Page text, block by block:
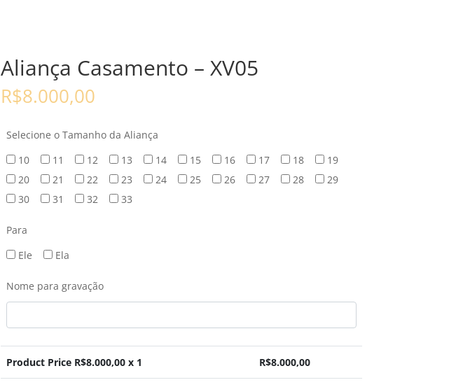
Aliança Casamento – XV05
R$8.000,00
Selecione o Tamanho da Aliança
10
11 12 13 14 15 16 17 18
19
20
21 22 23 24 25 26 27 28
29
30
31 32 33
Para
Ele
Ela
Nome para gravação
Product Price R$8.000,00x 1 R$8.000,00